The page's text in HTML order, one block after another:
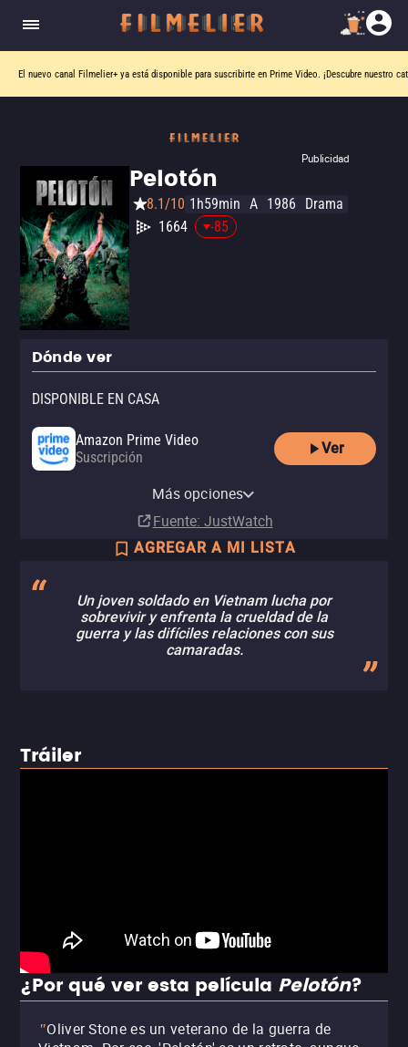
El nuevo canal Filmelier+ ya está disponible para suscribirte en Prime Video. ¡Descubre nuestro
Publicidad
Pelotón
8.1/10 1h59min A 1986
Drama
1664
-85
Dónde ver
DISPONIBLE EN CASA
Amazon Prime Video
Suscripción
Ver
Amazon Video
Apple TV Store
Más opciones
Fuente: JustWatch
AGREGAR A MI LISTA
Un joven soldado en Vietnam lucha por
sobrevivir y enfrenta la crueldad de la
guerra y las difíciles relaciones con sus
camaradas.
Tráiler
¿Por qué ver esta película Pelotón?
"Oliver Stone es un veterano de la guerra de